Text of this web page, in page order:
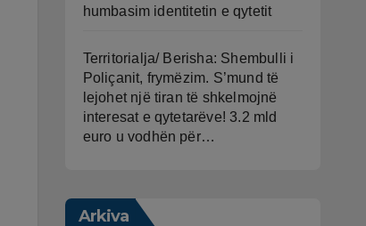
humbasim identitetin e qytetit
Territorialja/ Berisha: Shembulli i
Poliçanit, frymëzim. S’mund të
lejohet një tiran të shkelmojnë
interesat e qytetarëve! 3.2 mld
euro u vodhën për…
Arkiva